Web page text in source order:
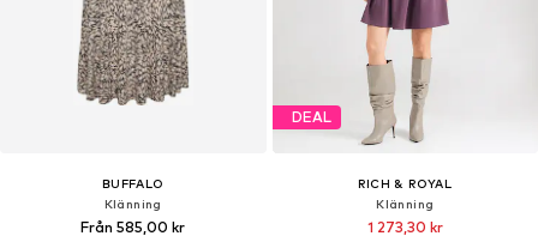
BUFFALO
Klänning
Från 585,00 kr
DEAL
RICH & ROYAL
Klänning
1 273,30 kr